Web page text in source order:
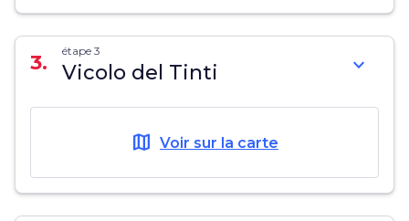
3. étape 3
Vicolo del Tinti expand_more
map Voir sur la carte